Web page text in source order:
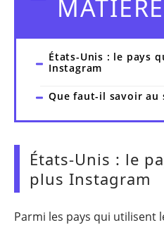
États-Unis : le pays
Instagram
Que faut-il savoir au
États-Unis : le
plus Instagram
Parmi les pays qui utilisent